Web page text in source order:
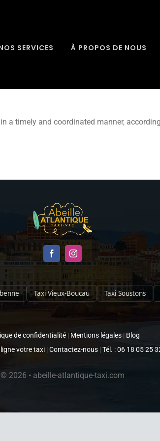
SERVICES À PROPOS DE NOUS
a timely and coordinated manner,
Taxi Vieux-Boucau Taxi Soustons
de confidentialité| Mentions légales| Blog
ligne votre taxi | Contactez-nous | Tél. : 06 18 05 25
© 2026 • abeille-atlantique-taxi.com